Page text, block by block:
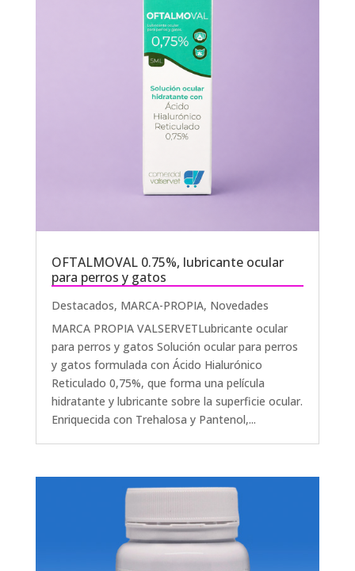
OFTALMOVAL 0.75%, lubricante ocular
para perros y gatos
Destacados, MARCA-PROPIA, Novedades
MARCA PROPIA VALSERVETLubricante ocular
para perros y gatos Solución ocular para perros
y gatos formulada con Ácido Hialurónico
Reticulado 0,75%, que forma una película
hidratante y lubricante sobre la superficie ocular.
Enriquecida con Trehalosa y Pantenol,...